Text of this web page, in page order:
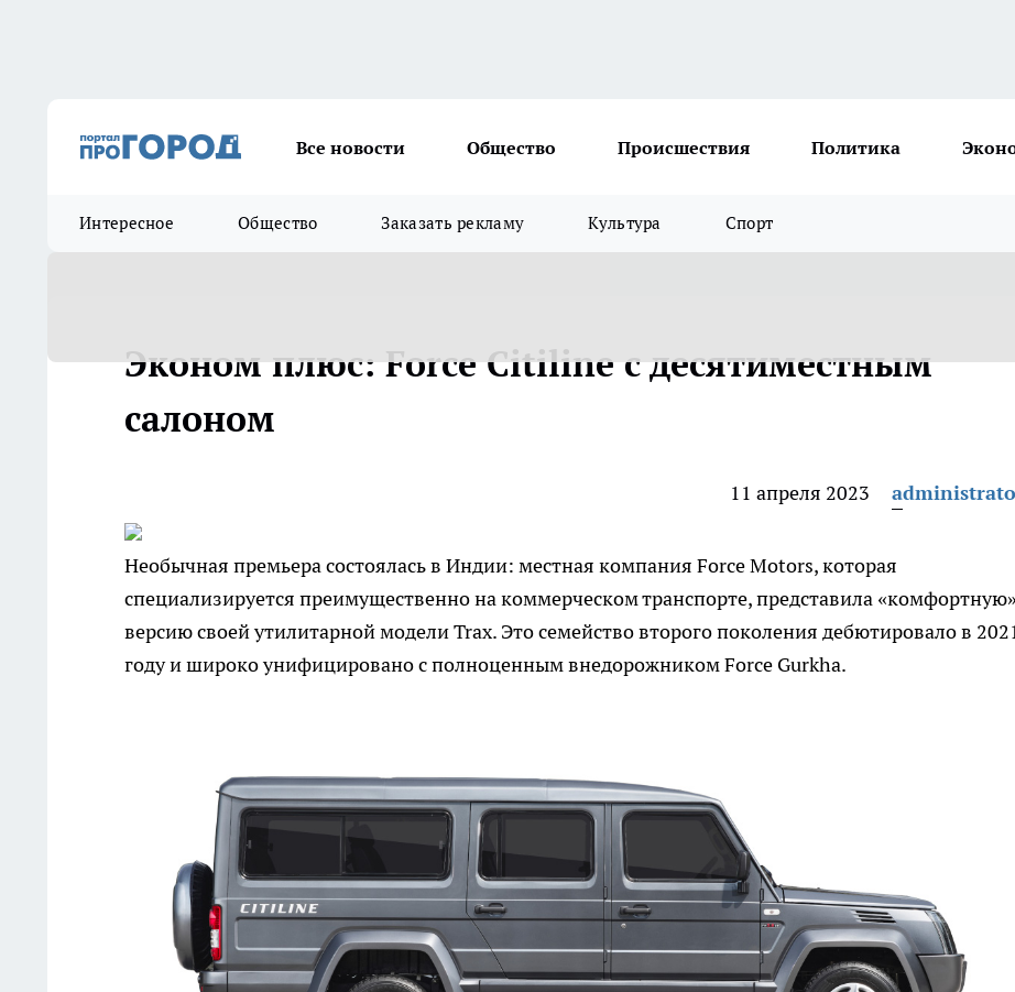
Все новости Общество Происшествия Политика
Интересное Общество Заказать рекламу Культура Спорт
Эконом плюс: Force Citiline с десятиместным
салоном
11 апреля 2023
Необычная премьера состоялась в Индии: местная компания Force Motors, которая
специализируется преимущественно на коммерческом транспорте, представила «комфортную»
версию своей утилитарной модели Trax. Это семейство второго поколения дебютировало в
году и широко унифицировано с полноценным внедорожником Force Gurkha.